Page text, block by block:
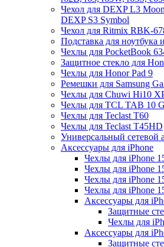
Чехол для DEXP L3
DEXP S3 Symbol
Чехол для Ritmix RBK-
Подставка для ноутбука
Чехлы для PocketBook
Защитное стекло для
Чехлы для Honor Pad 9
Ремешки для Samsung
Чехлы для Chuwi Hi10
Чехлы для TCL TAB 10
Чехлы для Teclast T60
Чехлы для Teclast T45HD
Универсальный сетевой
Аксессуары для iPhone
Чехлы для iPhone
Чехлы для iPhone
Чехлы для iPhone
Чехлы для iPhone
Аксессуары для
Защитные
Чехлы для
Аксессуары для
Защитные